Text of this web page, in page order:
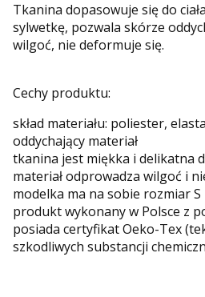
Tkanina dopasowuje się do
sylwetkę, pozwala skórze
wilgoć, nie deformuje się.
Cechy produktu:
skład materiału: poliester,
oddychający materiał
tkanina jest miękka i delikatna
materiał odprowadza wilgoć i
modelka ma na sobie rozmiar S
produkt wykonany w Polsce z
posiada certyfikat Oeko-Tex
szkodliwych substancji